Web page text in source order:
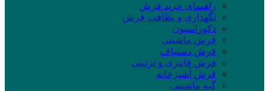
راهنمای خرید فرش
نگهداری و نظافت فرش
دکوراسیون
فرش ماشینی
فرش دستباف
فرش فانتزی و تزئینی
فرش آشپزخانه
گبه ماشینی